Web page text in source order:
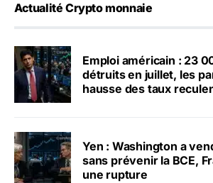
Actualité Crypto monnaie
Emploi américain : 23
détruits en juillet, les
hausse des taux
Yen : Washington a
sans prévenir la BCE,
une rupture